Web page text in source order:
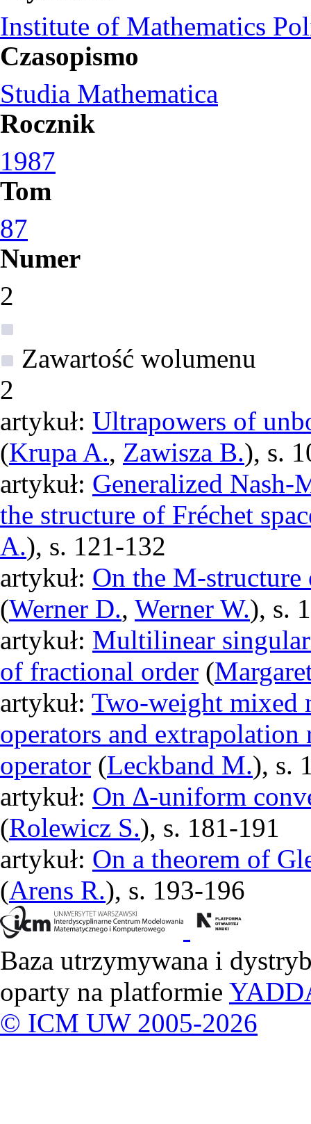
Institute of Mathematics
Czasopismo
Studia Mathematica
Rocznik
1987
Tom
87
Numer
2
Zawartość wolumenu
2
artykuł: Ultrapowers of
(Krupa A., Zawisza B.), s.
artykuł: Generalized Nash-
the structure of Fréchet
A.), s. 121-132
artykuł: On the M-
(Werner D., Werner W.), s.
artykuł: Multilinear
of fractional order (
artykuł: Two-weight mixed
operators and
operator (Leckband M.), s.
artykuł: On ∆-uniform
(Rolewicz S.), s. 181-191
artykuł: On a theorem of
(Arens R.), s. 193-196
Baza utrzymywana i
oparty na platformie
© ICM UW 2005-2026